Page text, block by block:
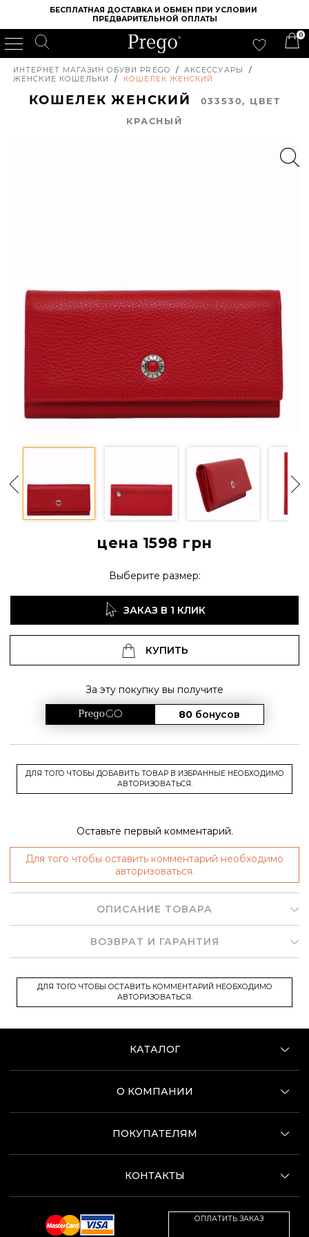
БЕСПЛАТНАЯ ДОСТАВКА И ОБМЕН ПРИ УСЛОВИИ
ПРЕДВАРИТЕЛЬНОЙ ОПЛАТЫ
0
ИНТЕРНЕТ МАГАЗИН ОБУВИ PREGO / АКСЕССУАРЫ
/
ЖЕНСКИЕ КОШЕЛЬКИ
/ КОШЕЛЕК ЖЕНСКИЙ
КОШЕЛЕК ЖЕНСКИЙ
033530, ЦВЕТ
КРАСНЫЙ
цена 1598 грн
Выберите размер:
ЗАКАЗ В 1 КЛИК
КУПИТЬ
За эту покупку вы получите
80 бонусов
ДЛЯ ТОГО ЧТОБЫ ДОБАВИТЬ ТОВАР В ИЗБРАННЫЕ НЕОБХОДИМО
АВТОРИЗОВАТЬСЯ.
Оставьте первый комментарий.
Для того чтобы оставить комментарий необходимо
авторизоваться.
ОПИСАНИЕ ТОВАРА
ВОЗВРАТ И ГАРАНТИЯ
ДЛЯ ТОГО ЧТОБЫ ОСТАВИТЬ КОММЕНТАРИЙ НЕОБХОДИМО
АВТОРИЗОВАТЬСЯ.
КАТАЛОГ
О КОМПАНИИ
ПОКУПАТЕЛЯМ
КОНТАКТЫ
ОПЛАТИТЬ ЗАКАЗ